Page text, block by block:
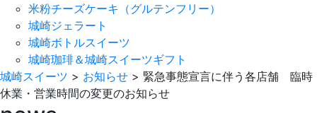
米粉チーズケーキ （グルテンフリー）
城崎ジェラート
城崎ボトルスイーツ
城崎珈琲＆城崎スイーツギフト
城崎スイーツ > お知らせ > 緊急事態宣言に伴う各店舗 臨時
休業・営業時間の変更のお知らせ